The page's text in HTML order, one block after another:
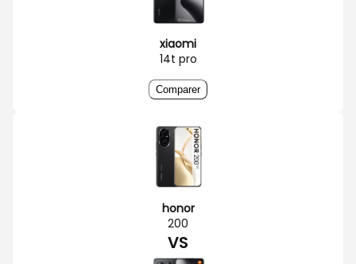
xiaomi
14t pro
Comparer
honor
200
VS